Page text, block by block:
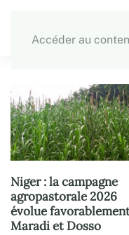
Accéder au
Niger : la campagne
agropastorale 2026
évolue
Maradi et Dosso